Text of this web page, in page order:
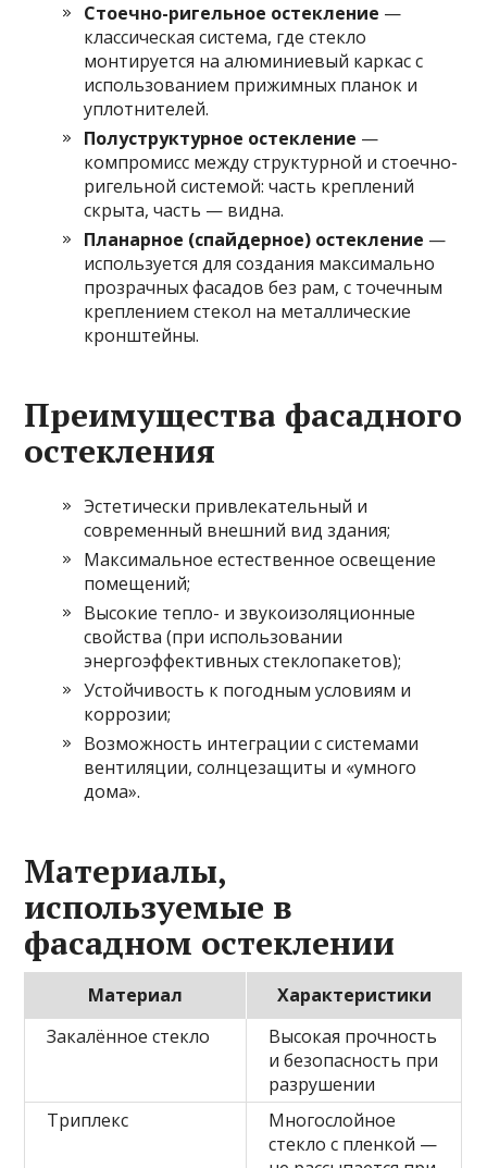
Стоечно-ригельное остекление —
классическая система, где стекло
монтируется на алюминиевый каркас с
использованием прижимных планок и
уплотнителей.
Полуструктурное остекление —
компромисс между структурной и стоечно-
ригельной системой: часть креплений
скрыта, часть — видна.
Планарное (спайдерное) остекление —
используется для создания максимально
прозрачных фасадов без рам, с точечным
креплением стекол на металлические
кронштейны.
Преимущества фасадного
остекления
Эстетически привлекательный и
современный внешний вид здания;
Максимальное естественное освещение
помещений;
Высокие тепло- и звукоизоляционные
свойства (при использовании
энергоэффективных стеклопакетов);
Устойчивость к погодным условиям и
коррозии;
Возможность интеграции с системами
вентиляции, солнцезащиты и «умного
дома».
Материалы,
используемые в
фасадном остеклении
Материал
Характеристики
Закалённое стекло
Высокая прочность
и безопасность при
разрушении
Триплекс
Многослойное
стекло с пленкой —